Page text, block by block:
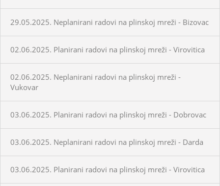
29.05.2025. Neplanirani radovi na plinskoj mreži - Bizovac
02.06.2025. Planirani radovi na plinskoj mreži - Virovitica
02.06.2025. Neplanirani radovi na plinskoj mreži -
Vukovar
03.06.2025. Planirani radovi na plinskoj mreži - Dobrovac
03.06.2025. Neplanirani radovi na plinskoj mreži - Darda
03.06.2025. Planirani radovi na plinskoj mreži - Virovitica